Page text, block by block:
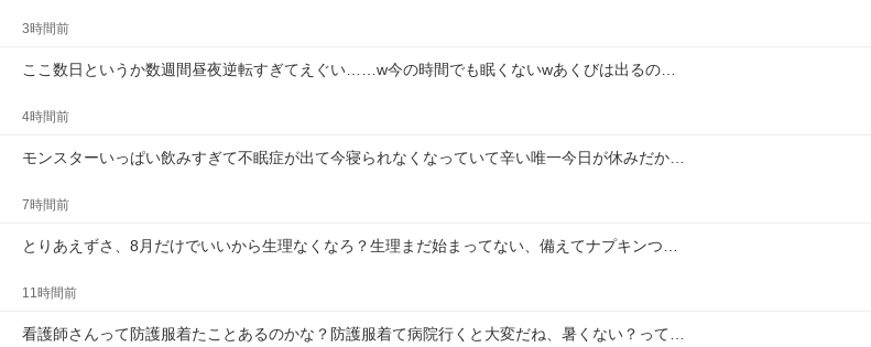
3時間前
ここ数日というか数週間昼夜逆転すぎてえぐい……w今の時間でも眠くないwあくびは出るの…
4時間前
モンスターいっぱい飲みすぎて不眠症が出て今寝られなくなっていて辛い唯一今日が休みだか…
7時間前
とりあえずさ、8月だけでいいから生理なくなろ？生理まだ始まってない、備えてナプキンつ…
11時間前
看護師さんって防護服着たことあるのかな？防護服着て病院行くと大変だね、暑くない？って…